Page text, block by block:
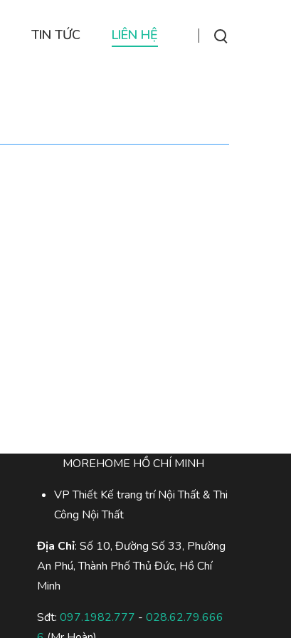
TIN TỨC LIÊN HỆ
MOREHOME HỒ CHÍ MINH
VP Thiết Kế trang trí Nội Thất & Thi
Công Nội Thất
Địa Chỉ: Số 10, Đường Số 33, Phường
An Phú, Thành Phố Thủ Đức, Hồ Chí
Minh
Sđt: 097.1982.777 - 028.62.79.666